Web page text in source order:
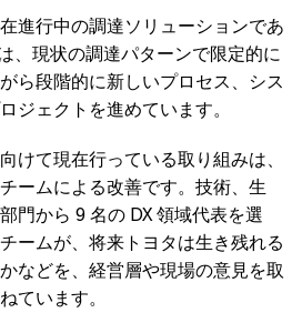
進行中の調達ソリューションであ
、現状の調達パターンで限定的に
ら段階的に新しいプロセス、シス
ジェクトを進めています。
けて現在行っている取り組みは、
ームによる改善です。技術、生
門から 9 名の DX 領域代表を選
ームが、将来トヨタは生き残れる
などを、経営層や現場の意見を取
ています。